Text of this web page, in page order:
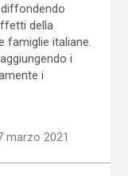
della
famiglie italiane.
i
i
marzo 2021